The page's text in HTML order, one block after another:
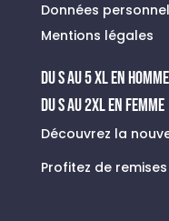
Données
Mentions légales
du s au 5 xl en homme
Du S au 2XL en FEMME
Découvrez la
Profitez de remises